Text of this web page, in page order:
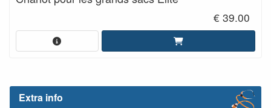
Extra info
€ 39.00